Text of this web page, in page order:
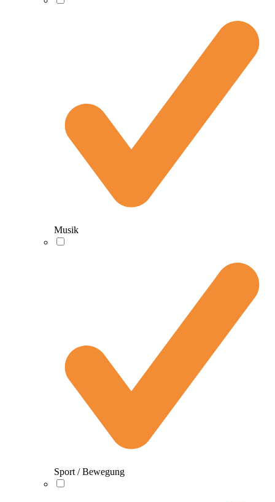
Musik
Sport / Bewegung